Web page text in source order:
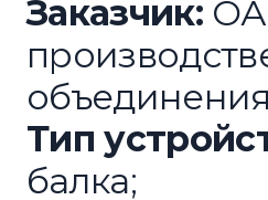
Заказчик:
Тип
балка;